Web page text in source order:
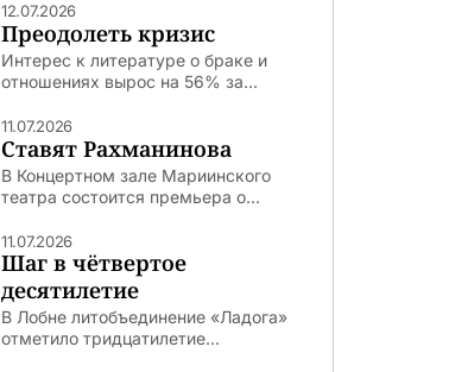
12.07.2026
Преодолеть кризис
Интерес к литературе о браке и
отношениях вырос на 56% за...
11.07.2026
Ставят Рахманинова
В Концертном зале Мариинского
театра состоится премьера о...
11.07.2026
Шаг в чётвертое
десятилетие
В Лобне литобъединение «Ладога»
отметило тридцатилетие...